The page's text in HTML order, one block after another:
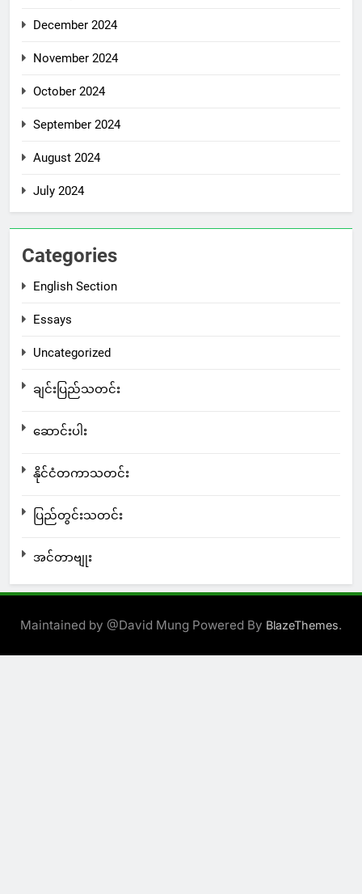
December 2024
November 2024
October 2024
September 2024
August 2024
July 2024
Categories
English Section
Essays
Uncategorized
ချင်းပြည်သတင်း
ဆောင်းပါး
နိုင်ငံတကာသတင်း
ပြည်တွင်းသတင်း
အင်တာဗျုး
Maintained by @David Mung Powered By BlazeThemes.